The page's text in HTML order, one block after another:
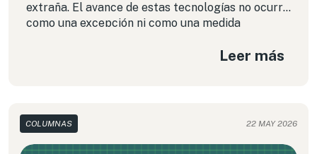
extraña. El avance de estas tecnologías no ocurre
como una excepción ni como una medida
muchas veces, sin debate público, sinLeer más
COLUMNAS 22 MAY 2026